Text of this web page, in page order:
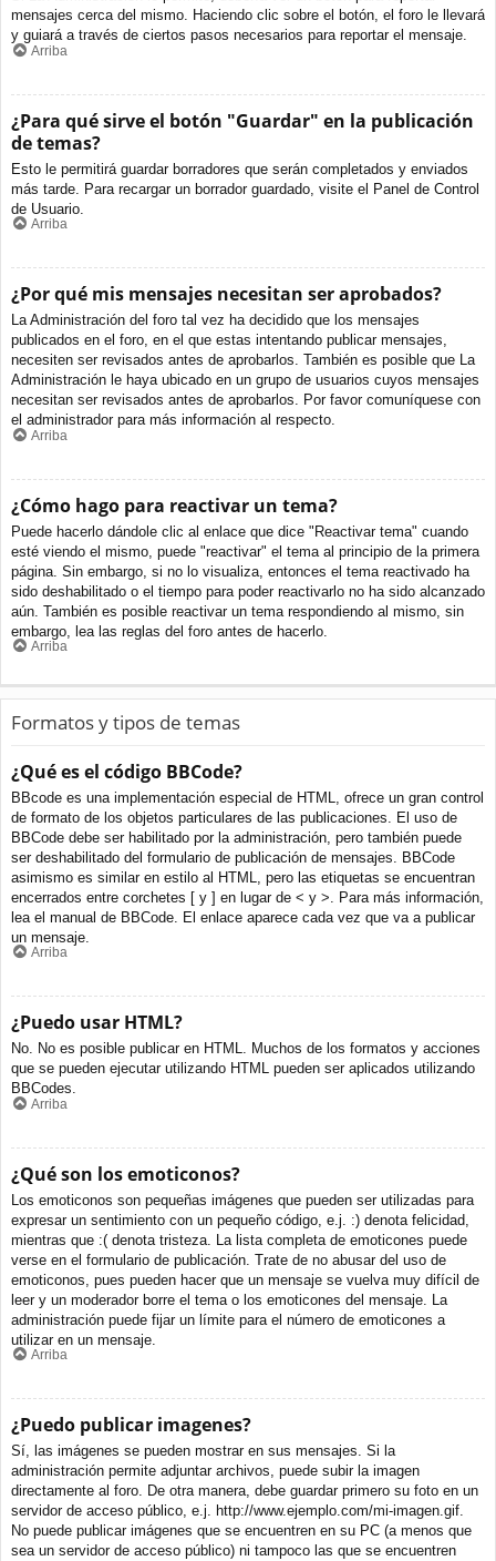
mensajes cerca del mismo. Haciendo clic sobre el botón, el foro le llevará
y guiará a través de ciertos pasos necesarios para reportar el mensaje.
Arriba
¿Para qué sirve el botón "Guardar" en la publicación
de temas?
Esto le permitirá guardar borradores que serán completados y enviados
más tarde. Para recargar un borrador guardado, visite el Panel de Control
de Usuario.
Arriba
¿Por qué mis mensajes necesitan ser aprobados?
La Administración del foro tal vez ha decidido que los mensajes
publicados en el foro, en el que estas intentando publicar mensajes,
necesiten ser revisados antes de aprobarlos. También es posible que La
Administración le haya ubicado en un grupo de usuarios cuyos mensajes
necesitan ser revisados antes de aprobarlos. Por favor comuníquese con
el administrador para más información al respecto.
Arriba
¿Cómo hago para reactivar un tema?
Puede hacerlo dándole clic al enlace que dice "Reactivar tema" cuando
esté viendo el mismo, puede "reactivar" el tema al principio de la primera
página. Sin embargo, si no lo visualiza, entonces el tema reactivado ha
sido deshabilitado o el tiempo para poder reactivarlo no ha sido alcanzado
aún. También es posible reactivar un tema respondiendo al mismo, sin
embargo, lea las reglas del foro antes de hacerlo.
Arriba
Formatos y tipos de temas
¿Qué es el código BBCode?
BBcode es una implementación especial de HTML, ofrece un gran control
de formato de los objetos particulares de las publicaciones. El uso de
BBCode debe ser habilitado por la administración, pero también puede
ser deshabilitado del formulario de publicación de mensajes. BBCode
asimismo es similar en estilo al HTML, pero las etiquetas se encuentran
encerrados entre corchetes [ y ] en lugar de < y >. Para más información,
lea el manual de BBCode. El enlace aparece cada vez que va a publicar
un mensaje.
Arriba
¿Puedo usar HTML?
No. No es posible publicar en HTML. Muchos de los formatos y acciones
que se pueden ejecutar utilizando HTML pueden ser aplicados utilizando
BBCodes.
Arriba
¿Qué son los emoticonos?
Los emoticonos son pequeñas imágenes que pueden ser utilizadas para
expresar un sentimiento con un pequeño código, e.j. :) denota felicidad,
mientras que :( denota tristeza. La lista completa de emoticones puede
verse en el formulario de publicación. Trate de no abusar del uso de
emoticonos, pues pueden hacer que un mensaje se vuelva muy difícil de
leer y un moderador borre el tema o los emoticones del mensaje. La
administración puede fijar un límite para el número de emoticones a
utilizar en un mensaje.
Arriba
¿Puedo publicar imagenes?
Sí, las imágenes se pueden mostrar en sus mensajes. Si la
administración permite adjuntar archivos, puede subir la imagen
directamente al foro. De otra manera, debe guardar primero su foto en un
servidor de acceso público, e.j. http://www.ejemplo.com/mi-imagen.gif.
No puede publicar imágenes que se encuentren en su PC (a menos que
sea un servidor de acceso público) ni tampoco las que se encuentren